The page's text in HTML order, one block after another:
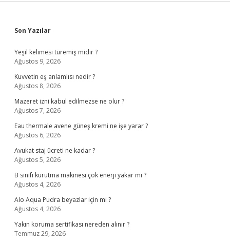
Sidebar
Son Yazılar
Yeşil kelimesi türemiş midir ?
Ağustos 9, 2026
Kuvvetin eş anlamlısı nedir ?
Ağustos 8, 2026
Mazeret izni kabul edilmezse ne olur ?
Ağustos 7, 2026
Eau thermale avene güneş kremi ne işe yarar ?
Ağustos 6, 2026
Avukat staj ücreti ne kadar ?
Ağustos 5, 2026
B sınıfı kurutma makinesi çok enerji yakar mı ?
Ağustos 4, 2026
Alo Aqua Pudra beyazlar için mi ?
Ağustos 4, 2026
Yakın koruma sertifikası nereden alınır ?
Temmuz 29, 2026